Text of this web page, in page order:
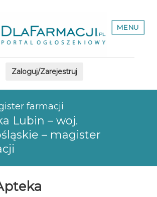
MENU
Zaloguj/Zarejestruj
farmacji
Lubin – woj.
– magister